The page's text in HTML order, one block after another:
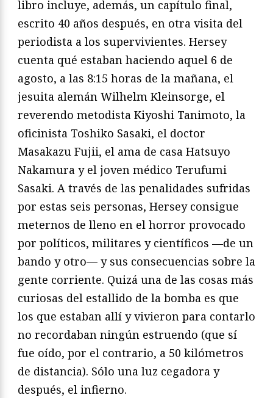
libro incluye, además, un capítulo final,
escrito 40 años después, en otra visita del
periodista a los supervivientes. Hersey
cuenta qué estaban haciendo aquel 6 de
agosto, a las 8:15 horas de la mañana, el
jesuita alemán Wilhelm Kleinsorge, el
reverendo metodista Kiyoshi Tanimoto, la
oficinista Toshiko Sasaki, el doctor
Masakazu Fujii, el ama de casa Hatsuyo
Nakamura y el joven médico Terufumi
Sasaki. A través de las penalidades sufridas
por estas seis personas, Hersey consigue
meternos de lleno en el horror provocado
por políticos, militares y científicos —de un
bando y otro— y sus consecuencias sobre la
gente corriente. Quizá una de las cosas más
curiosas del estallido de la bomba es que
los que estaban allí y vivieron para contarlo
no recordaban ningún estruendo (que sí
fue oído, por el contrario, a 50 kilómetros
de distancia). Sólo una luz cegadora y
después, el infierno.